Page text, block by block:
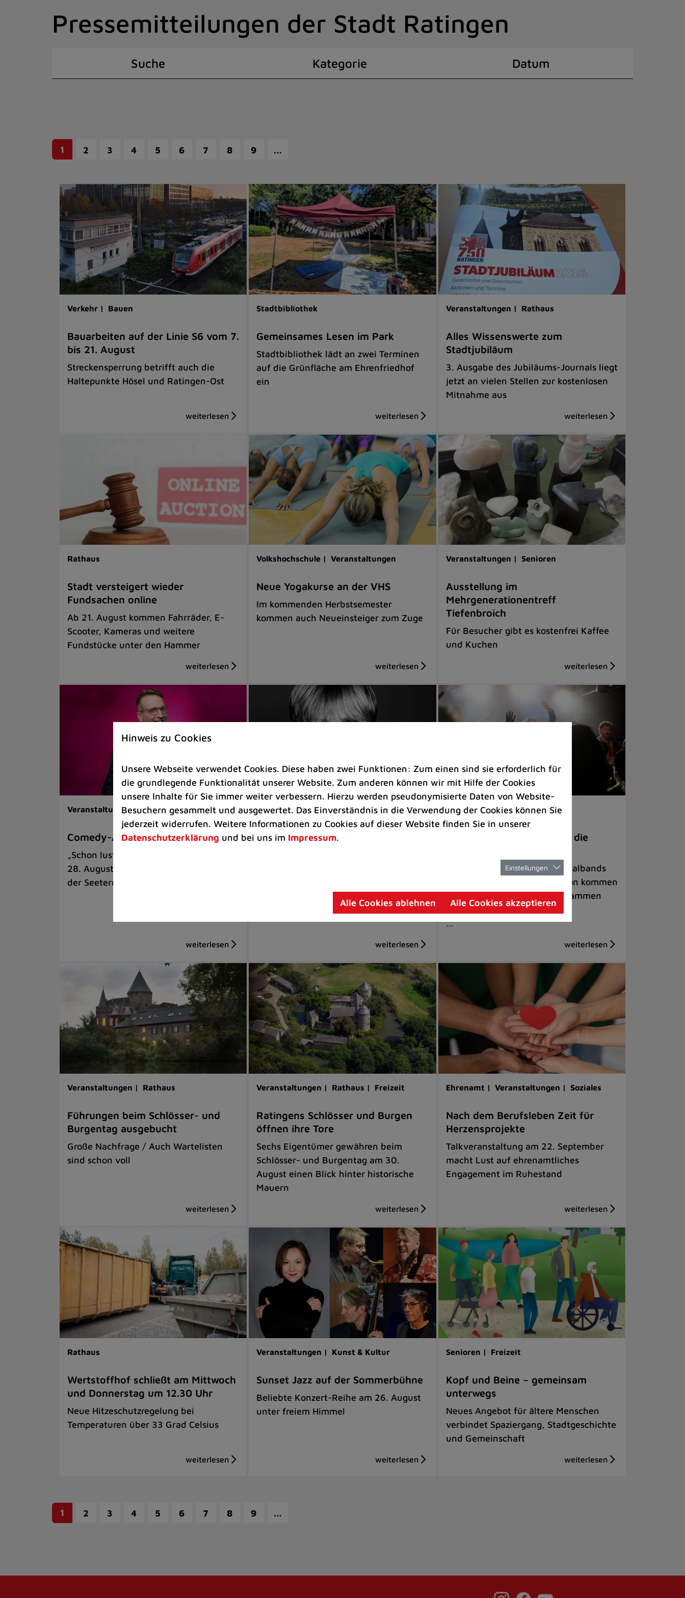
Pressemitteilungen der Stadt Ratingen
Suche Kategorie Datum
1 2 3 4 5 6 7 8 9 …
Verkehr | Bauen
Bauarbeiten auf der Linie S6 vom 7.
bis 21. August
Streckensperrung betrifft auch die
Haltepunkte Hösel und Ratingen-Ost
Stadtbibliothek
Gemeinsames Lesen im Park
Stadtbibliothek lädt an zwei Terminen
auf die Grünfläche am Ehrenfriedhof
ein
Veranstaltungen | Rathaus
Alles Wissenswerte zum
Stadtjubiläum
3. Ausgabe des Jubiläums-Journals liegt
jetzt an vielen Stellen zur kostenlosen
Mitnahme aus
Rathaus
Stadt versteigert wieder
Fundsachen online
Ab 21. August kommen Fahrräder, E-
Scooter, Kameras und weitere
Fundstücke unter den Hammer
Volkshochschule | Veranstaltungen
Neue Yogakurse an der VHS
Im kommenden Herbstsemester
kommen auch Neueinsteiger zum Zuge
Veranstaltungen | Senioren
Ausstellung im
Mehrgenerationentreff
Tiefenbroich
Für Besucher gibt es kostenfrei Kaffee
und Kuchen
Veranstaltungen | Kunst & Kultur
Comedy-Abend mit Benni Stark
„Schon lustig, wenn’s witzig ist!“ am
28. August auf der Sommerbühne an
der Seeterrasse
Veranstaltungen
Kultkicker Ansgar Brinkmann
Veranstaltungen
„Manege Madness“ bringt die
Internationale Rock- und Metalbands
und starke Acts aus der Region kommen
am 17. Oktober in Lintorf zusammen
…
Veranstaltungen | Rathaus
Führungen beim Schlösser- und
Burgentag ausgebucht
Große Nachfrage / Auch Wartelisten
sind schon voll
Veranstaltungen | Rathaus | Freizeit
Ratingens Schlösser und Burgen
öffnen ihre Tore
Sechs Eigentümer gewähren beim
Schlösser- und Burgentag am 30.
August einen Blick hinter historische
Mauern
Ehrenamt | Veranstaltungen | Soziales
Nach dem Berufsleben Zeit für
Herzensprojekte
Talkveranstaltung am 22. September
macht Lust auf ehrenamtliches
Engagement im Ruhestand
Rathaus
Wertstoffhof schließt am Mittwoch
und Donnerstag um 12.30 Uhr
Neue Hitzeschutzregelung bei
Temperaturen über 33 Grad Celsius
Veranstaltungen | Kunst & Kultur
Sunset Jazz auf der Sommerbühne
Beliebte Konzert-Reihe am 26. August
unter freiem Himmel
Senioren | Freizeit
Kopf und Beine – gemeinsam
unterwegs
Neues Angebot für ältere Menschen
verbindet Spaziergang, Stadtgeschichte
und Gemeinschaft
1 2 3 4 5 6 7 8 9 …
Hinweis zu Cookies
Unsere Webseite verwendet Cookies. Diese haben zwei Funktionen: Zum einen sind sie erforderlich für
die grundlegende Funktionalität unserer Website. Zum anderen können wir mit Hilfe der Cookies
unsere Inhalte für Sie immer weiter verbessern. Hierzu werden pseudonymisierte Daten von Website-
Besuchern gesammelt und ausgewertet. Das Einverständnis in die Verwendung der Cookies können Sie
jederzeit widerrufen. Weitere Informationen zu Cookies auf dieser Website finden Sie in unserer
Datenschutzerklärung und bei uns im Impressum.
Einstellungen
Alle Cookies ablehnen Alle Cookies akzeptieren